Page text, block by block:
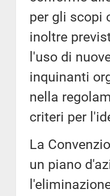
per gli scopi
inoltre
l'uso di
inquinanti
nella
criteri per
La
un piano